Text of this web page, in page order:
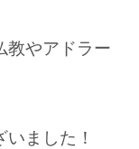
教やアドラー
ました！